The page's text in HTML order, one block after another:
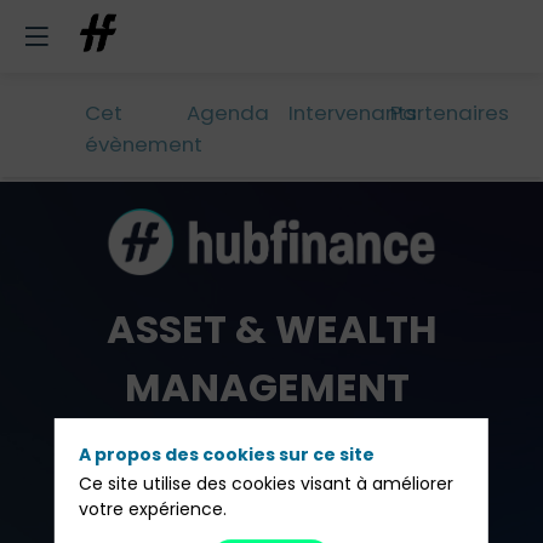
Cet
évènement
Agenda IntervenantsPartenaires
ASSET & WEALTH
MANAGEMENT
LUNCH
BRUXELLES
A propos des cookies sur ce site
Ce site utilise des cookies visant à améliorer
votre expérience.